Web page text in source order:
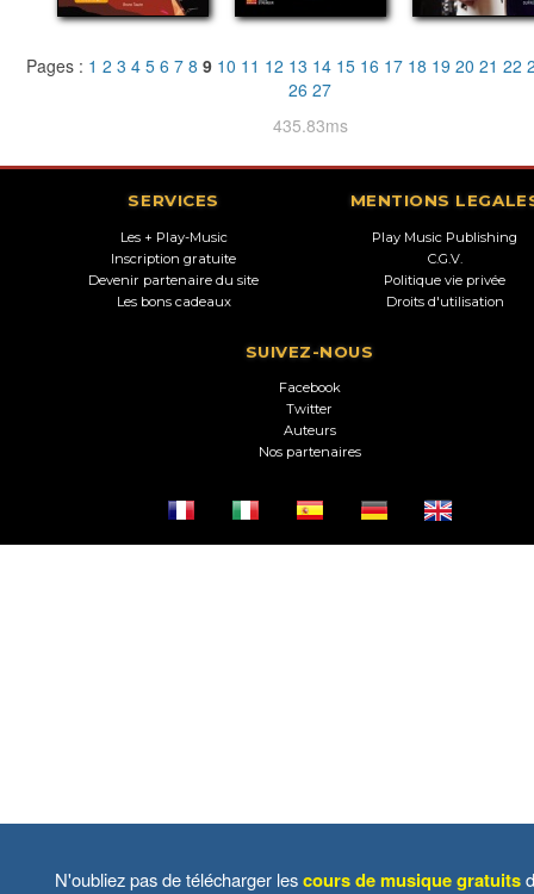
Pages : 1 2 3 4 5 6 7 8 9 10 11 12 13 14 15 16 17 18 19 20 21 22
26 27
435.83ms
SERVICES
Les + Play-Music
Inscription gratuite
Devenir partenaire du site
Les bons cadeaux
MENTIONS
Play Music Publishing
C.G.V.
Politique vie privée
Droits d'utilisation
SUIVEZ-NOUS
Facebook
Twitter
Auteurs
Nos partenaires
N'oubliez pas de télécharger lescours de musique gratuits